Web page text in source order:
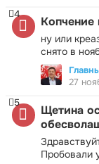
Копчение
ну или
снято в
4
27
Щетина
Пробовали
5